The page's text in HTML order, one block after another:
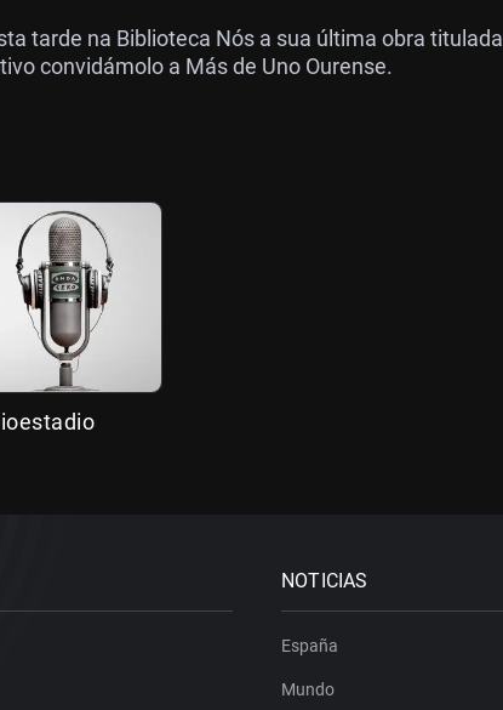
tarde na Biblioteca Nós a sua última obra titulada
convidámolo a Más de Uno Ourense.
NOTICIAS
España
Mundo